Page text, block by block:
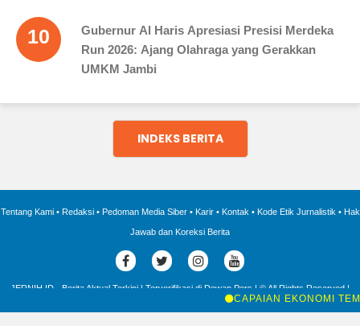
10
Gubernur Al Haris Apresiasi Presisi Merdeka
Run 2026: Ajang Olahraga yang Gerakkan
UMKM Jambi
INDEKS BERITA
Tentang Kami• Redaksi• Pedoman Media Siber• Karir• Kontak • Kode Etik Jurnalistik • Hak
Jawab dan Koreksi Berita
JERNIH.ID - Berita Aktual Terkini | Terverifikasi di Dewan Pers | © All Rights Reserved |
CAPAIAN EKONOMI